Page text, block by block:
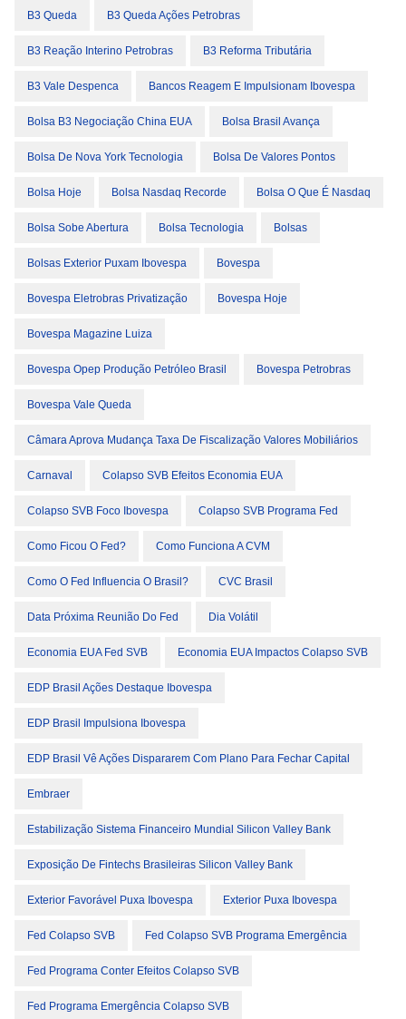
B3 Queda B3 Queda Ações Petrobras
B3 Reação Interino Petrobras B3 Reforma Tributária
B3 Vale Despenca Bancos Reagem E Impulsionam Ibovespa
Bolsa B3 Negociação China EUA Bolsa Brasil Avança
Bolsa De Nova York Tecnologia Bolsa De Valores Pontos
Bolsa Hoje Bolsa Nasdaq Recorde Bolsa O Que É Nasdaq
Bolsa Sobe Abertura Bolsa Tecnologia Bolsas
Bolsas Exterior Puxam Ibovespa Bovespa
Bovespa Eletrobras Privatização Bovespa Hoje
Bovespa Magazine Luiza
Bovespa Opep Produção Petróleo Brasil Bovespa Petrobras
Bovespa Vale Queda
Câmara Aprova Mudança Taxa De Fiscalização Valores Mobiliários
Carnaval Colapso SVB Efeitos Economia EUA
Colapso SVB Foco Ibovespa Colapso SVB Programa Fed
Como Ficou O Fed? Como Funciona A CVM
Como O Fed Influencia O Brasil? CVC Brasil
Data Próxima Reunião Do Fed Dia Volátil
Economia EUA Fed SVB Economia EUA Impactos Colapso SVB
EDP Brasil Ações Destaque Ibovespa
EDP Brasil Impulsiona Ibovespa
EDP Brasil Vê Ações Dispararem Com Plano Para Fechar Capital
Embraer
Estabilização Sistema Financeiro Mundial Silicon Valley Bank
Exposição De Fintechs Brasileiras Silicon Valley Bank
Exterior Favorável Puxa Ibovespa Exterior Puxa Ibovespa
Fed Colapso SVB Fed Colapso SVB Programa Emergência
Fed Programa Conter Efeitos Colapso SVB
Fed Programa Emergência Colapso SVB